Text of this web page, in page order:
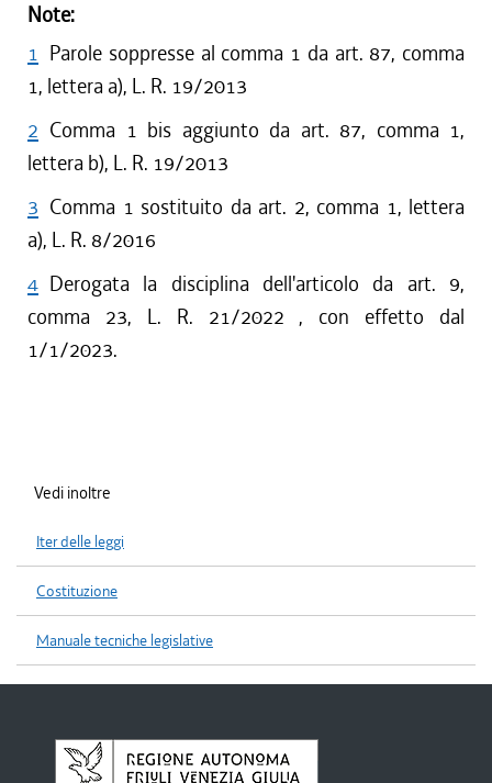
Note:
1 Parole soppresse al comma 1 da art. 87, comma
1, lettera a), L. R. 19/2013
2 Comma 1 bis aggiunto da art. 87, comma 1,
lettera b), L. R. 19/2013
3 Comma 1 sostituito da art. 2, comma 1, lettera
a), L. R. 8/2016
4 Derogata la disciplina dell'articolo da art. 9,
comma 23, L. R. 21/2022 , con effetto dal
1/1/2023.
Vedi inoltre
Iter delle leggi
Costituzione
Manuale tecniche legislative